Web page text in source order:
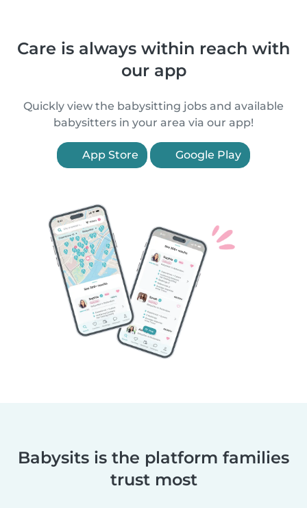
Care is always within reach with
our app
Quickly view the babysitting jobs and available
babysitters in your area via our app!
App Store Google Play
Babysits is the platform families
trust most